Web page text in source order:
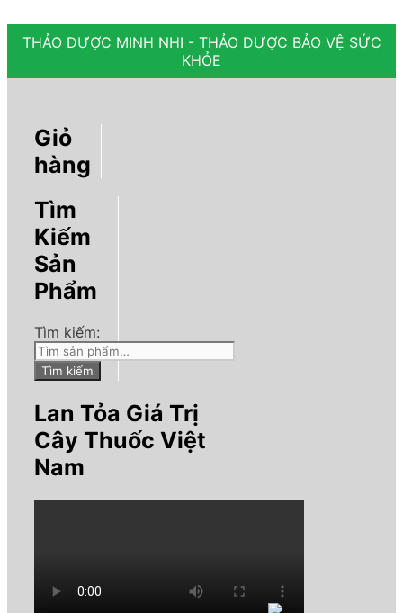
THẢO DƯỢC MINH NHI - THẢO DƯỢC BẢO VỆ SỨC
KHỎE
Giỏ
hàng
Tìm
Kiếm
Sản
Phẩm
Tìm kiếm:
Tìm kiếm
Lan Tỏa Giá Trị
Cây Thuốc Việt
Nam